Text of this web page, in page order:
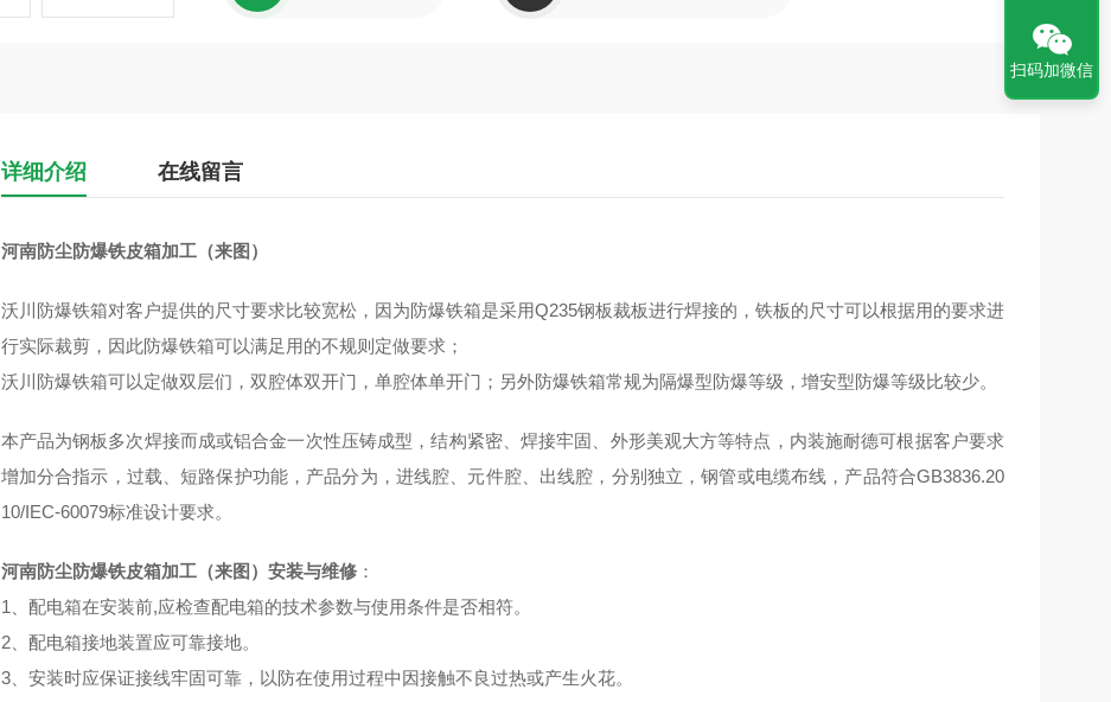
详细介绍 在线留言
河南防尘防爆铁皮箱加工（来图）
沃川防爆铁箱对客户提供的尺寸要求比较宽松，因为防爆铁箱是采用Q235钢板裁板进行焊接的，铁板的尺寸可以根据用的要求进
行实际裁剪，因此防爆铁箱可以满足用的不规则定做要求；
沃川防爆铁箱可以定做双层们，双腔体双开门，单腔体单开门；另外防爆铁箱常规为隔爆型防爆等级，增安型防爆等级比较少。
本产品为钢板多次焊接而成或铝合金一次性压铸成型，结构紧密、焊接牢固、外形美观大方等特点，内装施耐德可根据客户要求
增加分合指示，过载、短路保护功能，产品分为，进线腔、元件腔、出线腔，分别独立，钢管或电缆布线，产品符合GB3836.20
10/IEC-60079标准设计要求。
河南防尘防爆铁皮箱加工（来图）安装与维修：
1、配电箱在安装前,应检查配电箱的技术参数与使用条件是否相符。
2、配电箱接地装置应可靠接地。
3、安装时应保证接线牢固可靠，以防在使用过程中因接触不良过热或产生火花。
扫码加微信